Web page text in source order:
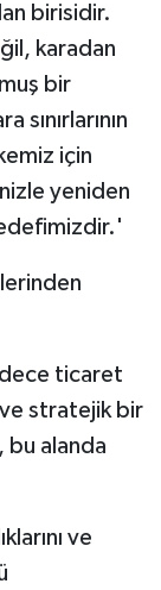
birisidir.
karadan
bir
için
yeniden
ticaret
stratejik bir
bu alanda
ve